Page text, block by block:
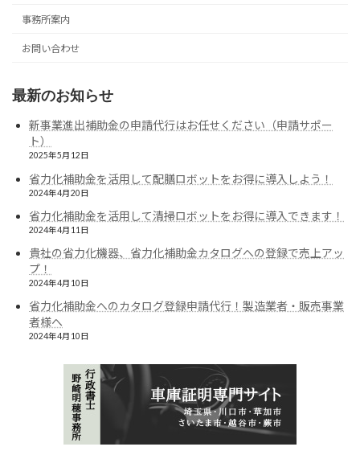
事務所案内
お問い合わせ
最新のお知らせ
新事業進出補助金の申請代行はお任せください（申請サポー
ト）
2025年5月12日
省力化補助金を活用して配膳ロボットをお得に導入しよう！
2024年4月20日
省力化補助金を活用して清掃ロボットをお得に導入できます！
2024年4月11日
貴社の省力化機器、省力化補助金カタログへの登録で売上アッ
プ！
2024年4月10日
省力化補助金へのカタログ登録申請代行！製造業者・販売事業
者様へ
2024年4月10日